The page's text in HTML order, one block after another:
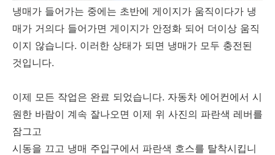
냉매가 들어가는 중에는 초반에 게이지가 움직이다가 냉
매가 거의다 들어가면 게이지가 안정화 되어 더이상 움직
이지 않습니다. 이러한 상태가 되면 냉매가 모두 충전된
것입니다.
이제 모든 작업은 완료 되었습니다. 자동차 에어컨에서 시
원한 바람이 계속 잘나오면 이제 위 사진의 파란색 레버를
잠그고
시동을 끄고 냉매 주입구에서 파란색 호스를 탈착시킵니